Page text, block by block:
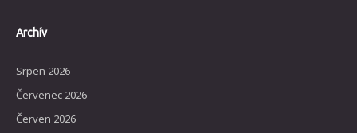
Archív
Srpen 2026
Červenec 2026
Červen 2026